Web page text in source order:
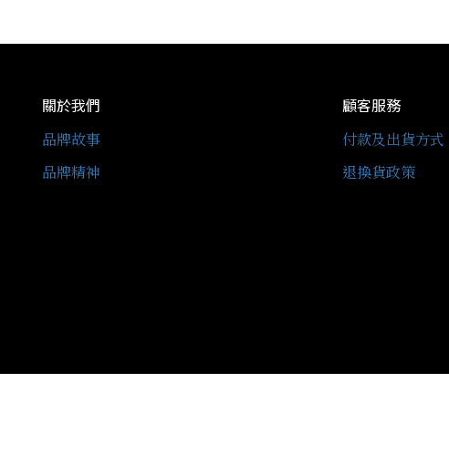
關於我們
品牌故事
品牌精神
顧客服務
付款及出貨方式
退換貨政策